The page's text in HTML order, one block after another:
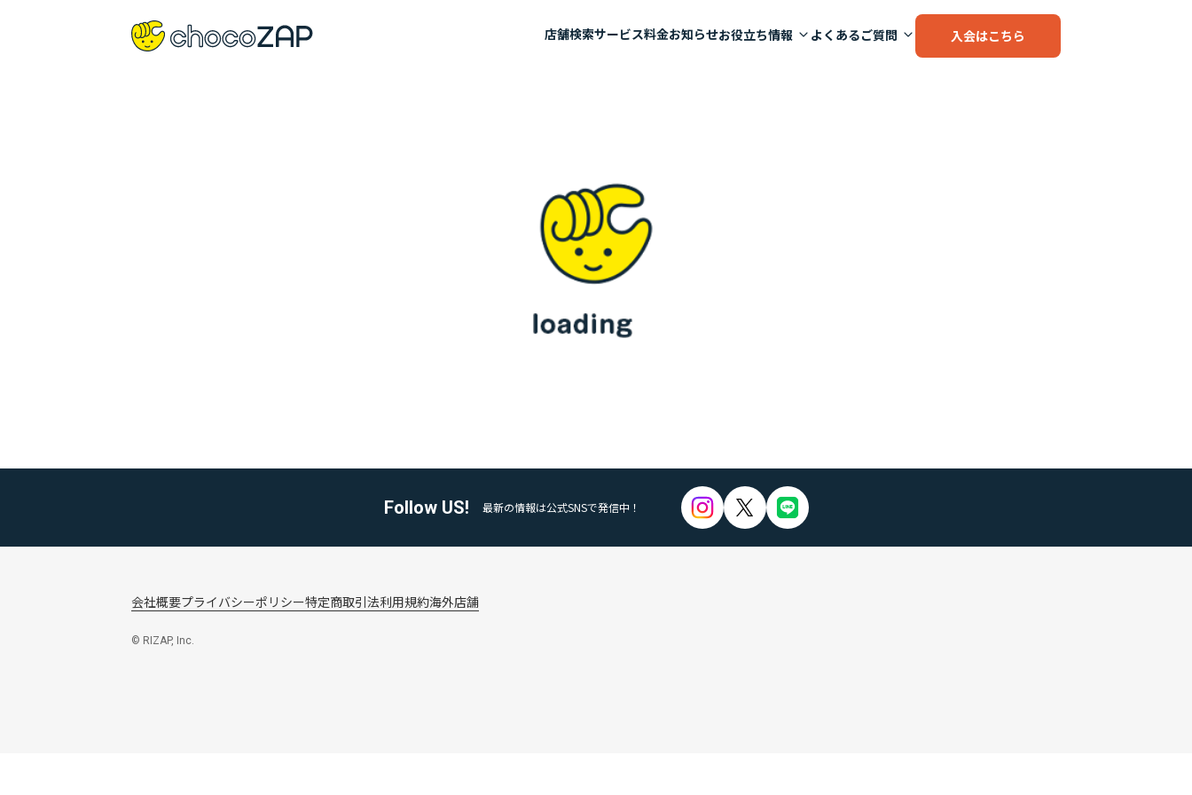
店舗検索サービス料金お知らせお役立ち情報 よくあるご質問 入会はこちら
Follow US! 最新の情報は公式SNSで発信中！
会社概要プライバシーポリシー特定商取引法利用規約海外店舗
© RIZAP, Inc.